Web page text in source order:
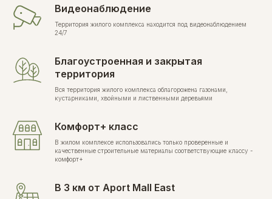
Видеонаблюдение
Территория жилого комплекса находится под видеонаблюдением
24/7
Благоустроенная и закрытая
территория
Вся территория жилого комплекса облагорожена газонами,
кустарниками, хвойными и лиственными деревьями
Комфорт+ класс
В жилом комплексе использовались только проверенные и
качественные строительные материалы соответствующие классу -
комфорт+
В 3 км от Aport Mall East